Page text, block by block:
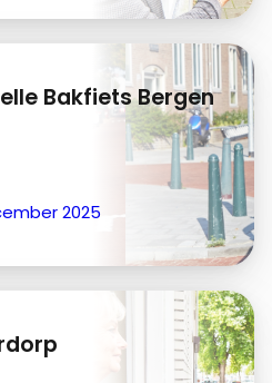
Bakfiets Bergen
2025